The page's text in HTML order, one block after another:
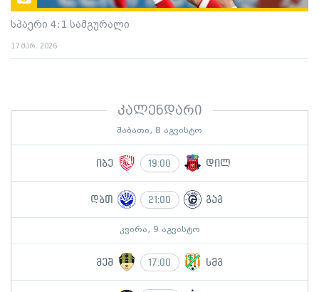
კალენდარი
შაბათი, 8 აგვისტო
იბე 19:00 დილ
დბთ 21:00 გაგ
კვირა, 9 აგვისტო
მეშ 17:00 სმგ
სპაერი 4:1 სამგურალი
17 მარ. 2026